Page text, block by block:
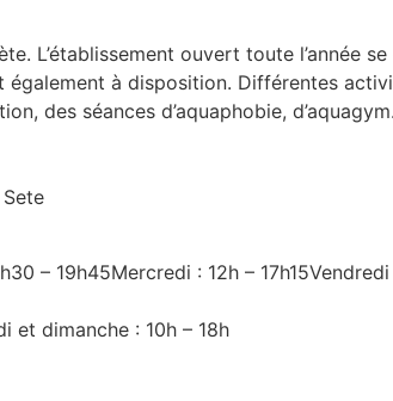
L’établissement ouvert toute l’année
également à disposition. Différentes
des séances d’aquaphobie,
– 19h45Mercredi : 12h –
et dimanche : 10h – 18h